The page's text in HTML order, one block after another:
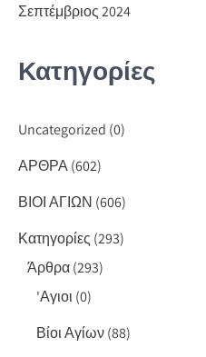
Σεπτέμβριος 2024
Κατηγορίες
Uncategorized (0)
ΑΡΘΡΑ(602)
ΒΙΟΙ ΑΓΙΩΝ (606)
Κατηγορίες (293)
Άρθρα(293)
'Αγιοι (0)
Βίοι Αγίων(88)